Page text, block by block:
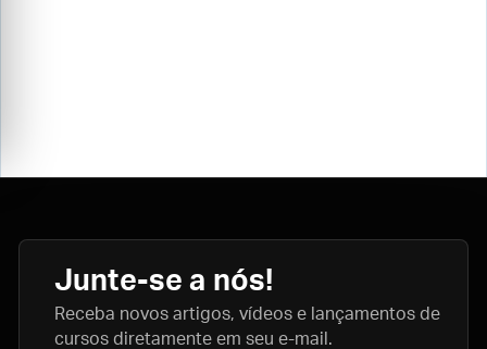
Junte-se a nós!
Receba novos artigos, vídeos e lançamentos de
cursos diretamente em seu e-mail.